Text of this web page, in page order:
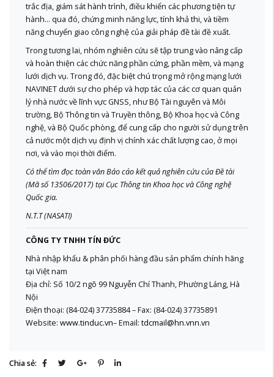
trắc địa, giám sát hành trình, điều khiển các phương tiện tự
hành… qua đó, chứng minh năng lực, tính khả thi, và tiềm
năng chuyển giao công nghệ của giải pháp đề tài đề xuất.
Trong tương lai, nhóm nghiên cứu sẽ tập trung vào nâng cấp
và hoàn thiện các chức năng phần cứng, phần mềm, và mạng
lưới dịch vụ. Trong đó, đặc biệt chú trọng mở rộng mạng lưới
NAVINET dưới sự cho phép và hợp tác của các cơ quan quản
lý nhà nước về lĩnh vực GNSS, như Bộ Tài nguyên và Môi
trường, Bộ Thông tin và Truyền thông, Bộ Khoa học và Công
nghệ, và Bộ Quốc phòng, để cung cấp cho người sử dụng trên
cả nước một dịch vụ định vị chính xác chất lượng cao, ở mọi
nơi, và vào mọi thời điểm.
Có thể tìm đọc toàn văn Báo cáo kết quả nghiên cứu của Đề tài
(Mã số 13506/2017) tại Cục Thông tin Khoa học và Công nghệ
Quốc gia.
N.T.T (NASATI)
CÔNG TY TNHH TÍN ĐỨC
Nhà nhập khẩu & phân phối hàng đầu sản phẩm chính hãng
tại Việt nam
Địa chỉ: Số 10/2 ngõ 99 Nguyễn Chí Thanh, Phường Láng, Hà
Nội
Điện thoại: (84-024) 37735884 – Fax: (84-024) 37735891
Website: www.tinduc.vn– Email: tdcmail@hn.vnn.vn
Chia sẻ: